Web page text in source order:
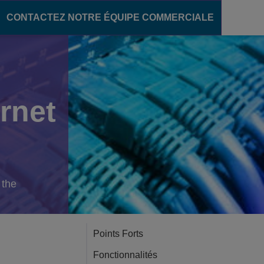
CONTACTEZ NOTRE ÉQUIPE COMMERCIALE
le secteur de l'éducation
campus intelligents
numérique
unifiées
Points Forts
Fonctionnalités